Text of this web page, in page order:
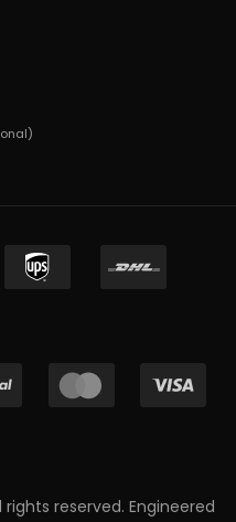
rights reserved. Engineered